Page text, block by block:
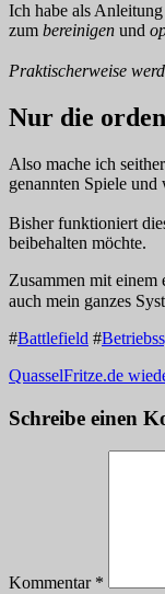
Ich habe als
zum bereinigen und
Praktischerweise
Nur die
Also mache ich
genannten Spiele und
Bisher funktioniert
beibehalten möchte.
Zusammen mit einem
auch mein ganzes
#Battlefield #
QuasselFritze.de
Schreibe einen
Kommentar *